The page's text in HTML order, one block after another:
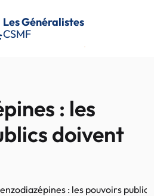
Les Généralistes
CSMF
: les
doivent
: les pouvoirs